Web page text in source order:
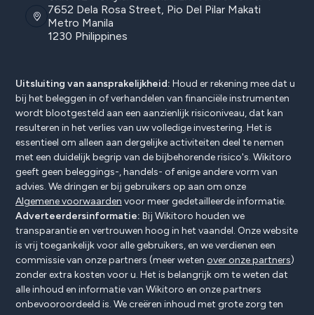
7652 Dela Rosa Street, Pio Del Pilar Makati
Metro Manila
1230 Philippines
Uitsluiting van aansprakelijkheid: Houd er rekening mee dat u
bij het beleggen in of verhandelen van financiële instrumenten
wordt blootgesteld aan een aanzienlijk risiconiveau, dat kan
resulteren in het verlies van uw volledige investering. Het is
essentieel om alleen aan dergelijke activiteiten deel te nemen
met een duidelijk begrip van de bijbehorende risico's. Wikitoro
geeft geen beleggings-, handels- of enige andere vorm van
advies. We dringen er bij gebruikers op aan om onze
Algemene voorwaarden voor meer gedetailleerde informatie.
Adverteerdersinformatie: Bij Wikitoro houden we
transparantie en vertrouwen hoog in het vaandel. Onze website
is vrij toegankelijk voor alle gebruikers, en we verdienen een
commissie van onze partners (meer weten over onze partners)
zonder extra kosten voor u. Het is belangrijk om te weten dat
alle inhoud en informatie van Wikitoro en onze partners
onbevooroordeeld is. We creëren inhoud met grote zorg ten